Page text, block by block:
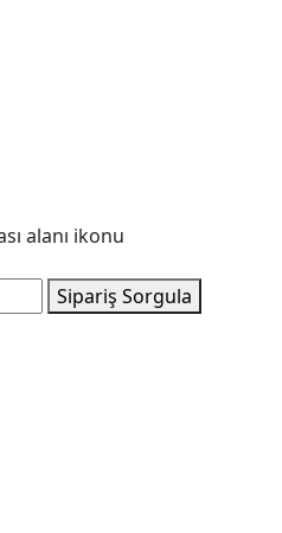
Sipariş Sorgula